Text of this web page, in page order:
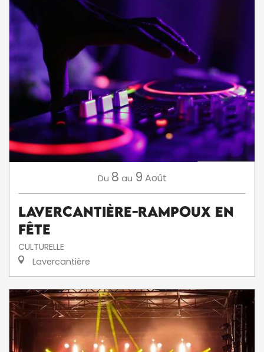
Du 8 au 9 Août
Lavercantière-Rampoux en
fête
CULTURELLE
Lavercantière